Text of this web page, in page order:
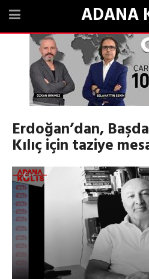
ADANA
Erdoğan’dan,
Kılıç için taziye